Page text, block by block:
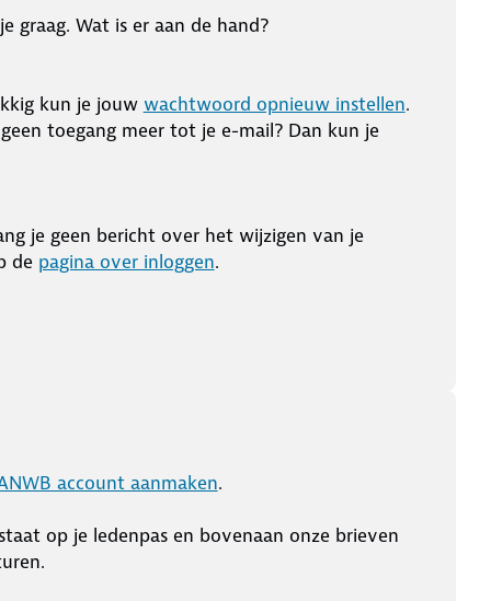
graag. Wat is er aan de hand?
kun je jouw wachtwoord opnieuw instellen.
toegang meer tot je e-mail? Dan kun je
je geen bericht over het wijzigen van je
de pagina over inloggen.
account aanmaken.
op je ledenpas en bovenaan onze brieven